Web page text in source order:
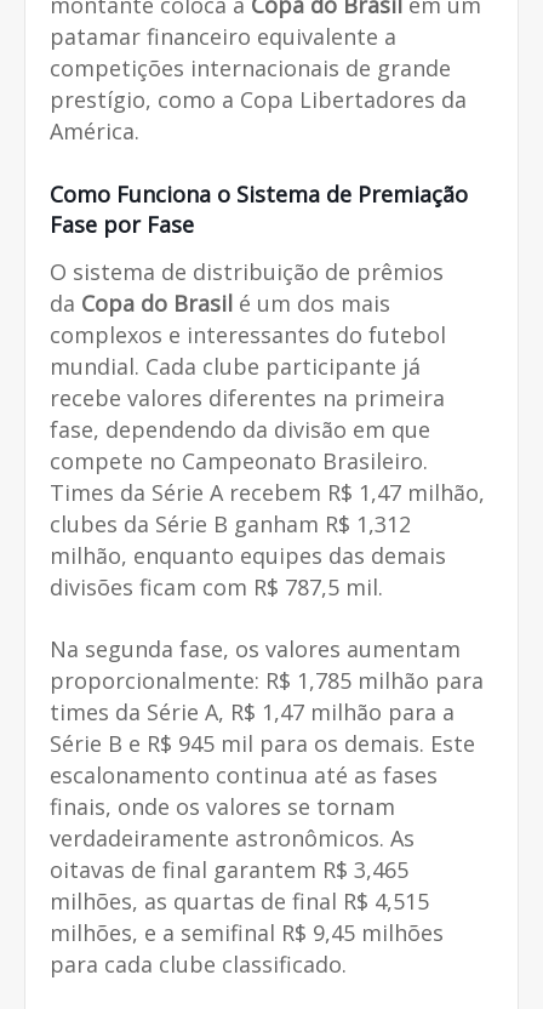
patamar financeiro equivalente a
competições internacionais de grande
prestígio, como a Copa Libertadores da
América.
Como Funciona o Sistema de Premiação
Fase por Fase
O sistema de distribuição de prêmios
da Copa do Brasil é um dos mais
complexos e interessantes do futebol
mundial. Cada clube participante já
recebe valores diferentes na primeira
fase, dependendo da divisão em que
compete no Campeonato Brasileiro.
Times da Série A recebem R$ 1,47 milhão,
clubes da Série B ganham R$ 1,312
milhão, enquanto equipes das demais
divisões ficam com R$ 787,5 mil.
Na segunda fase, os valores aumentam
proporcionalmente: R$ 1,785 milhão para
times da Série A, R$ 1,47 milhão para a
Série B e R$ 945 mil para os demais. Este
escalonamento continua até as fases
finais, onde os valores se tornam
verdadeiramente astronômicos. As
oitavas de final garantem R$ 3,465
milhões, as quartas de final R$ 4,515
milhões, e a semifinal R$ 9,45 milhões
para cada clube classificado.